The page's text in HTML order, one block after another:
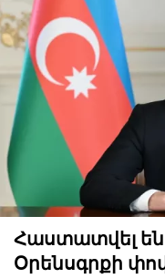
Հաստատվել
Օրենսգրքի